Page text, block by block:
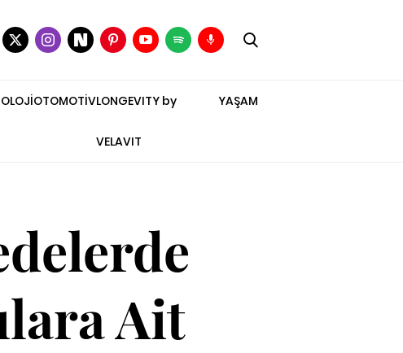
OTOMOTİVLONGEVITY by
VELAVIT
YAŞAM
Ait